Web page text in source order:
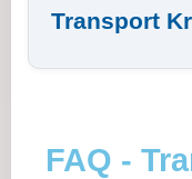
Transport
FAQ -